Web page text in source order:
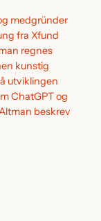
medgründer
fra Xfund
regnes
kunstig
utviklingen
ChatGPT og
beskrev